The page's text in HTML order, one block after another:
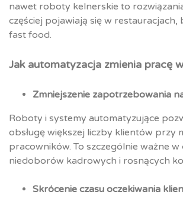
nawet roboty kelnerskie to
częściej pojawiają się w restauracjach,
fast food.
Jak automatyzacja zmienia pracę
Zmniejszenie zapotrzebowania
Roboty i systemy automatyzujące
obsługę większej liczby klientów przy
pracowników. To szczególnie ważne w
niedoborów kadrowych i rosnących
Skrócenie czasu oczekiwania